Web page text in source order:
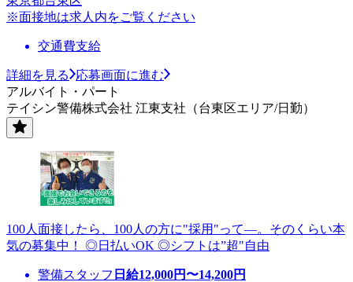
※面接地は求人内をご覧ください
交通費支給
詳細を見る
応募画面に進む
アルバイト・パート
テイシン警備株式会社 江東支社（台東区エリア/日勤）
100人面接したら、100人の方に"採用"って―。そのくらい本
気の募集中！ ◎日払いOK ◎シフトは”超"自由
警備スタッフ 日給12,000円〜14,200円